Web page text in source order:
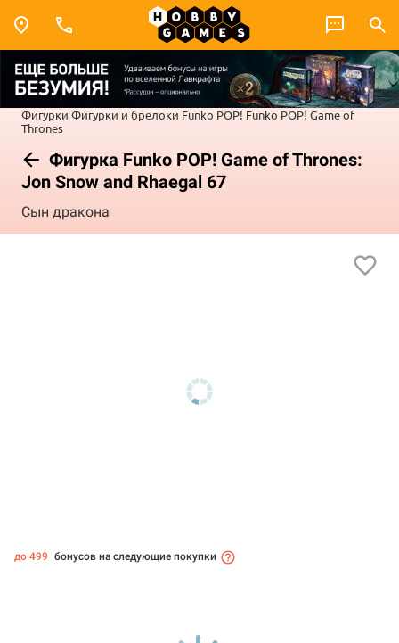
Фигурки Фигурки и брелоки Funko POP! Funko POP! Game of
Thrones
Фигурка Funko POP! Game of Thrones:
Jon Snow and Rhaegal 67
Сын дракона
до 499 бонусов на следующие покупки